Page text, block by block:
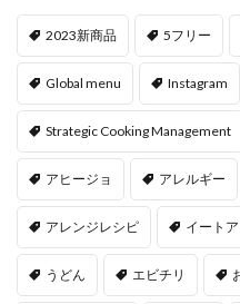
2023新商品 5フリー
Global menu Instagram
Strategic Cooking Management
アヒージョ アレルギー
アレンジレシピ イート
うどん エビチリ